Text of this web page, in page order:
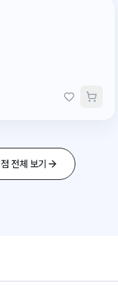
전체 보기